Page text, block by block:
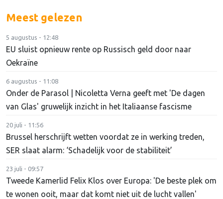
Meest gelezen
5 augustus - 12:48
EU sluist opnieuw rente op Russisch geld door naar
Oekraïne
6 augustus - 11:08
Onder de Parasol | Nicoletta Verna geeft met 'De dagen
van Glas' gruwelijk inzicht in het Italiaanse fascisme
20 juli - 11:56
Brussel herschrijft wetten voordat ze in werking treden,
SER slaat alarm: ‘Schadelijk voor de stabiliteit’
23 juli - 09:57
Tweede Kamerlid Felix Klos over Europa: 'De beste plek om
te wonen ooit, maar dat komt niet uit de lucht vallen'